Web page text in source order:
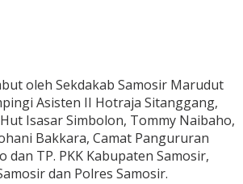
oleh Sekdakab Samosir Marudut
Asisten II Hotraja Sitanggang,
Isasar Simbolon, Tommy Naibaho,
Bakkara, Camat Pangururan
dan TP. PKK Kabupaten Samosir,
dan Polres Samosir.